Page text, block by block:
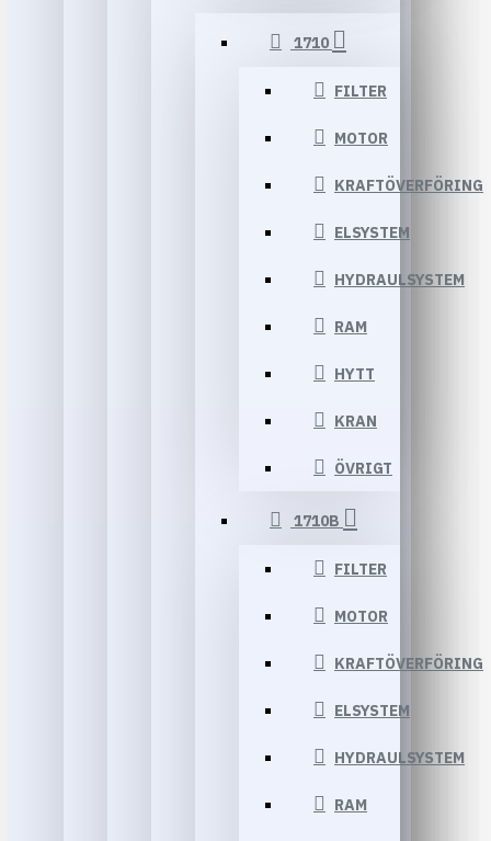
1710
FILTER
MOTOR
KRAFTÖVERFÖRING
ELSYSTEM
HYDRAULSYSTEM
RAM
HYTT
KRAN
ÖVRIGT
1710B
FILTER
MOTOR
KRAFTÖVERFÖRING
ELSYSTEM
HYDRAULSYSTEM
RAM